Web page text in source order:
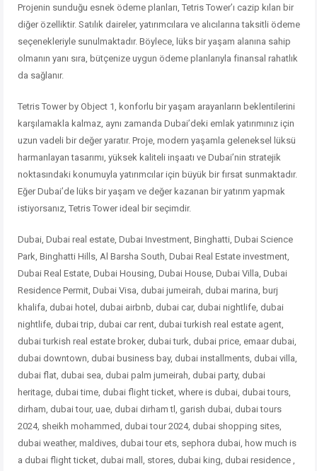
Projenin sunduğu esnek ödeme planları, Tetris Tower’ı cazip kılan bir
diğer özelliktir. Satılık daireler, yatırımcılara ve alıcılarına taksitli ödeme
seçenekleriyle sunulmaktadır. Böylece, lüks bir yaşam alanına sahip
olmanın yanı sıra, bütçenize uygun ödeme planlarıyla finansal rahatlık
da sağlanır.
Tetris Tower by Object 1, konforlu bir yaşam arayanların beklentilerini
karşılamakla kalmaz, aynı zamanda Dubai’deki emlak yatırımınız için
uzun vadeli bir değer yaratır. Proje, modern yaşamla geleneksel lüksü
harmanlayan tasarımı, yüksek kaliteli inşaatı ve Dubai’nin stratejik
noktasındaki konumuyla yatırımcılar için büyük bir fırsat sunmaktadır.
Eğer Dubai’de lüks bir yaşam ve değer kazanan bir yatırım yapmak
istiyorsanız, Tetris Tower ideal bir seçimdir.
Dubai, Dubai real estate, Dubai Investment, Binghatti, Dubai Science
Park, Binghatti Hills, Al Barsha South, Dubai Real Estate investment,
Dubai Real Estate, Dubai Housing, Dubai House, Dubai Villa, Dubai
Residence Permit, Dubai Visa, dubai jumeirah, dubai marina, burj
khalifa, dubai hotel, dubai airbnb, dubai car, dubai nightlife, dubai
nightlife, dubai trip, dubai car rent, dubai turkish real estate agent,
dubai turkish real estate broker, dubai turk, dubai price, emaar dubai,
dubai downtown, dubai business bay, dubai installments, dubai villa,
dubai flat, dubai sea, dubai palm jumeirah, dubai party, dubai
heritage, dubai time, dubai flight ticket, where is dubai, dubai tours,
dirham, dubai tour, uae, dubai dirham tl, garish dubai, dubai tours
2024, sheikh mohammed, dubai tour 2024, dubai shopping sites,
dubai weather, maldives, dubai tour ets, sephora dubai, how much is
a dubai flight ticket, dubai mall, stores, dubai king, dubai residence ,